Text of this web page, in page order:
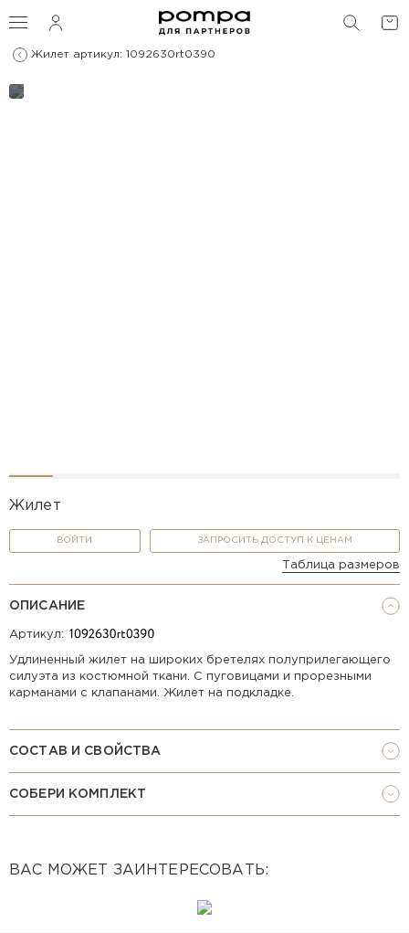
Жилет артикул: 1092630rt0390
Жилет
ВОЙТИ ЗАПРОСИТЬ ДОСТУП К ЦЕНАМ
Таблица размеров
ОПИСАНИЕ
Артикул:
Удлиненный жилет на широких бретелях полуприлегающего
силуэта из костюмной ткани. С пуговицами и прорезными
карманами с клапанами. Жилет на подкладке.
СОСТАВ И СВОЙСТВА
СОБЕРИ КОМПЛЕКТ
ВАС МОЖЕТ ЗАИНТЕРЕСОВАТЬ: